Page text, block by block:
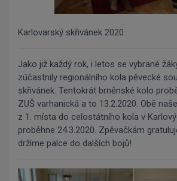
Karlovarský skřivánek 2020
Jako již každý rok, i letos se vybrané
zúčastnily regionálního kola pěvecké
skřivánek. Tentokrát brněnské kolo
ZUŠ varhanická a to 13.2.2020. Obě
z 1. místa do celostátního kola v
proběhne 24.3.2020. Zpěvačkám
držíme palce do dalších bojů!